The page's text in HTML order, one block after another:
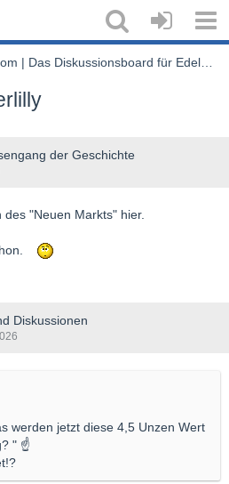
Diskussionsboard für Edelmetalle & Rohstoffe
der Geschichte
"Neuen Markts" hier.
Diskussionen
werden jetzt diese 4,5 Unzen Wert
" ☝️